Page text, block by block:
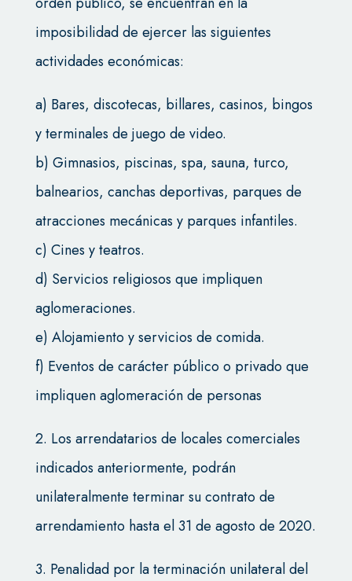
imposibilidad de ejercer las siguientes
actividades económicas:
a) Bares, discotecas, billares, casinos, bingos
y terminales de juego de video.
b) Gimnasios, piscinas, spa, sauna, turco,
balnearios, canchas deportivas, parques de
atracciones mecánicas y parques infantiles.
c) Cines y teatros.
d) Servicios religiosos que impliquen
aglomeraciones.
e) Alojamiento y servicios de comida.
f) Eventos de carácter público o privado que
impliquen aglomeración de personas
2. Los arrendatarios de locales comerciales
indicados anteriormente, podrán
unilateralmente terminar su contrato de
arrendamiento hasta el 31 de agosto de 2020.
3. Penalidad por la terminación unilateral del